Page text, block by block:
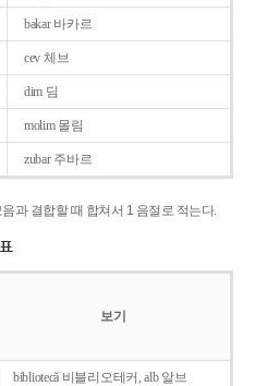
bakar 바카르
cev 체브
dim 딤
molim 몰림
zubar 주바르
과 결합할 때 합쳐서 1 음절로 적는다.
보기
bibliotecǎ 비블리오테커, alb 알브